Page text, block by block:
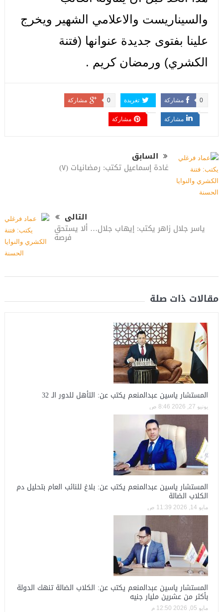
والسيناريست والاعلامي الشهير ويخرج
علينا بفتوى جديدة عنوانها (فتنة
الكشري) ورمضان كريم .
مشاركة 0 تغريدة مشاركة 0
مشاركة مشاركة
السابق
غادة إسماعيل تكتب: رمضانيات (٧)
التالى
ياسر جلال زاهر يكتب: إيهاب جلال… ألا يستحق
فرصة
مقالات ذات صلة
المستشار ياسين عبدالمنعم يكتب عن: التأهل للدور الـ 32
يونيو 27, 2026 8:46 ص
المستشار ياسين عبدالمنعم يكتب عن: بلاغ للنائب العام بتحليل دم
الكلاب الضالة
مايو 14, 2026 11:39 ص
المستشار ياسين عبدالمنعم يكتب عن: الكلاب الضالة تنهك الدولة
بأكثر من عشرين مليار جنيه
مايو 05, 2026 12:50 م